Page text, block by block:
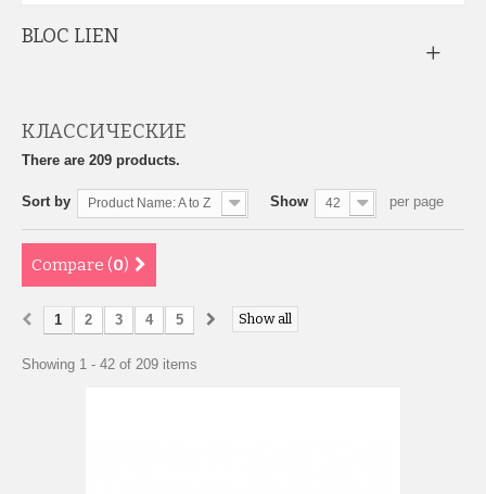
BLOC LIEN
КЛАССИЧЕСКИЕ
There are 209 products.
Sort by Product Name: A to Z Show 42 per page
Compare (0)
Show all
1 2 3 4 5
Showing 1 - 42 of 209 items